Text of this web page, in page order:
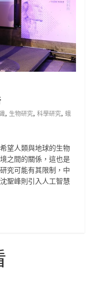
, 生物研究,科學研究, 蛾
望人類與地球的生物
之間的關係，這也是
究可能有其限制，中
聖峰則引入人工智慧